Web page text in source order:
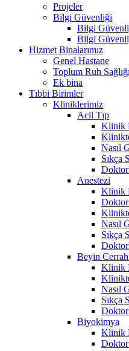
Projeler
Bilgi Güvenliği
Bilgi
Bilgi
Hizmet Binalarımız
Genel Hastane
Toplum Ruh
Ek bina
Tıbbi Birimler
Kliniklerimiz
Acil Tıp
Klinik
Nasıl
Sıkça
Anestezi
Klinik
Doktor
Nasıl
Sıkça
Beyin
Klinik
Nasıl
Sıkça
Biyokimya
Klinik
Doktor